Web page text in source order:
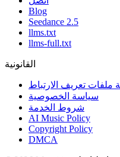
Blog
Seedance 2.5
llms.txt
llms-full.txt
القانونية
ملفات تعريف الارتباط
سياسة الخصوصية
شروط الخدمة
AI Music Policy
Copyright Policy
DMCA